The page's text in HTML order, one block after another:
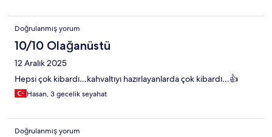
Doğrulanmış yorum
10/10 Olağanüstü
12 Aralık 2025
Hepsi çok kibardı…kahvaltıyı hazırlayanlarda çok kibardı…👍
Hasan, 3 gecelik seyahat
Doğrulanmış yorum